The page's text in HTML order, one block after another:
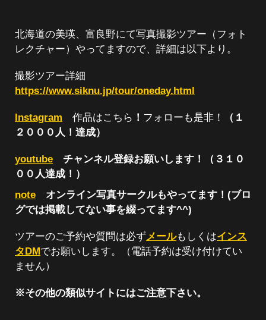
北海道の美瑛、富良野にて写真撮影ツアー（フォト
レクチャー）やってますので、詳細は以下より。
撮影ツアー詳細
https://www.siknu.jp/tour/oneday.html
Instagram 作品はこちら ！ フォローも是非！
（１
２０００人！達成）
youtube チャンネル登録お願いします！（３１０
００人達成！）
note オンライン写真サークルもやってます！(ブロ
グでは掲載してない事を綴ってます^^)
ツアーのご予約や質問は必ずメールもしくはインス
タDMでお願いします。（電話予約は受け付けてい
ません）
※その他の類似サイトにはご注意下さい。